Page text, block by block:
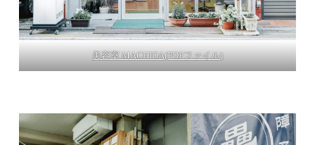
美容室 MACHIDA(PDFファイル)